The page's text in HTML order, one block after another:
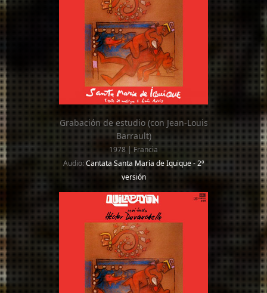
Grabación de estudio (con Jean-Louis
Barrault)
1978 | Francia
Audio:Cantata Santa María de Iquique - 2º
versión